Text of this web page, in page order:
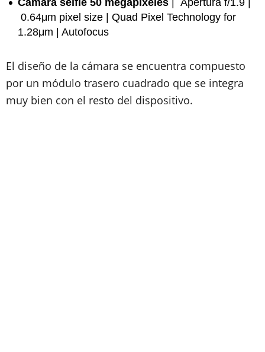
Cámara selfie 50 megapíxeles | Apertura f/1.9 |
0.64μm pixel size | Quad Pixel Technology for
1.28μm | Autofocus
El diseño de la cámara se encuentra compuesto
por un módulo trasero cuadrado que se integra
muy bien con el resto del dispositivo.